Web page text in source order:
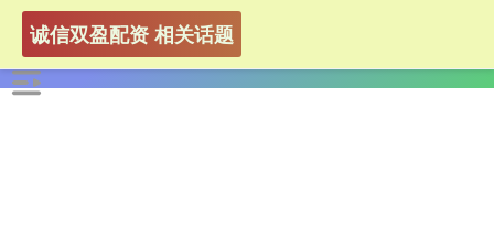
诚信双盈配资 相关话题